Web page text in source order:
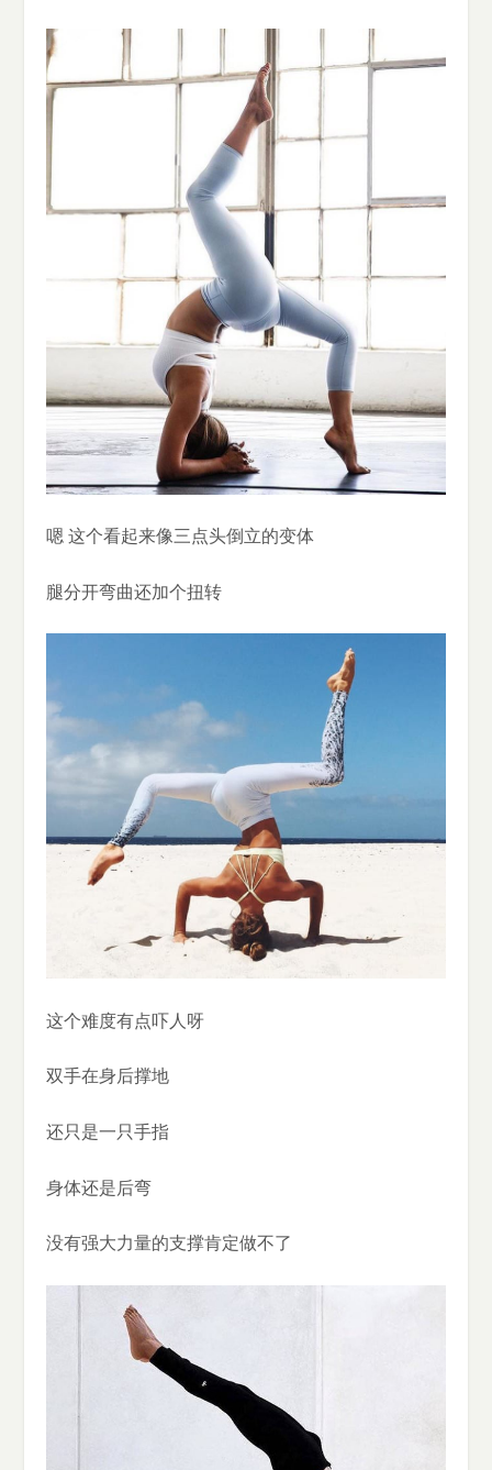
嗯 这个看起来像三点头倒立的变体
腿分开弯曲还加个扭转
这个难度有点吓人呀
双手在身后撑地
还只是一只手指
身体还是后弯
没有强大力量的支撑肯定做不了